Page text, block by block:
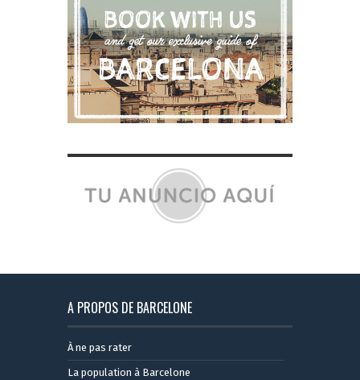
A PROPOS DE BARCELONE
À ne pas rater
La population à Barcelone